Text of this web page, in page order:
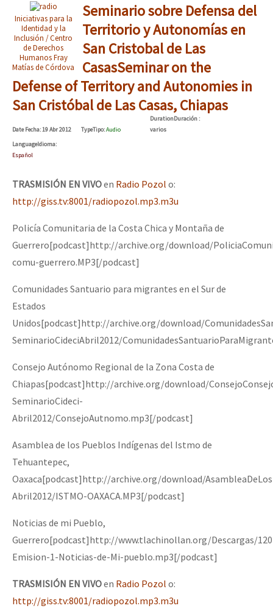
Iniciativas para la
Identidad y la
Inclusión / Centro
de Derechos
Humanos Fray
Matías de Córdova
Seminario sobre Defensa del
Territorio y Autonomías en
San Cristobal de Las
CasasSeminar on the
Defense of Territory and Autonomies in
San Cristóbal de Las Casas, Chiapas
DateFecha: 19 Abr 2012 TypeTipo:Audio
DurationDuración:
varios
LanguageIdioma:
Español
TRASMISIÓN EN VIVOen Radio Pozol o:
http://giss.tv:8001/radiopozol.mp3.m3u
Policía Comunitaria de la Costa Chica y Montaña de
Guerrero[podcast]http://archive.org/download/
comu-guerrero.MP3[/podcast]
Comunidades Santuario para migrantes en el Sur de
Estados
Unidos[podcast]http://archive.org/download/
SeminarioCideciAbril2012/
Consejo Autónomo Regional de la Zona Costa de
Chiapas[podcast]http://archive.org/download/
SeminarioCideci-
Abril2012/ConsejoAutnomo.mp3[/podcast]
Asamblea de los Pueblos Indígenas del Istmo de
Tehuantepec,
Oaxaca[podcast]http://archive.org/download/
Abril2012/ISTMO-OAXACA.MP3[/podcast]
Noticias de mi Pueblo,
Guerrero[podcast]http://www.tlachinollan.org/Descargas/
Emision-1-Noticias-de-Mi-pueblo.mp3[/podcast]
TRASMISIÓN EN VIVOen Radio Pozol o:
http://giss.tv:8001/radiopozol.mp3.m3u